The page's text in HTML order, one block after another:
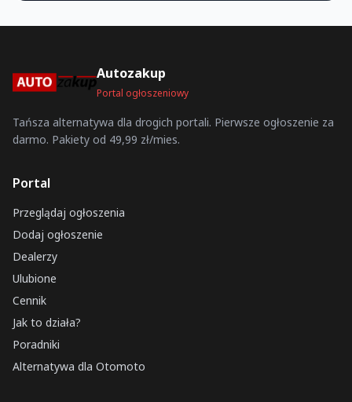
Autozakup
Portal ogłoszeniowy
Tańsza alternatywa dla drogich portali. Pierwsze ogłoszenie za
darmo. Pakiety od 49,99 zł/mies.
Portal
Przeglądaj ogłoszenia
Dodaj ogłoszenie
Dealerzy
Ulubione
Cennik
Jak to działa?
Poradniki
Alternatywa dla Otomoto